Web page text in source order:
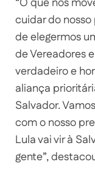
cuidar do
de elegermos
de Vereadores
verdadeiro e
aliança
Salvador.
com o nosso
Lula vai vir à
gente”,